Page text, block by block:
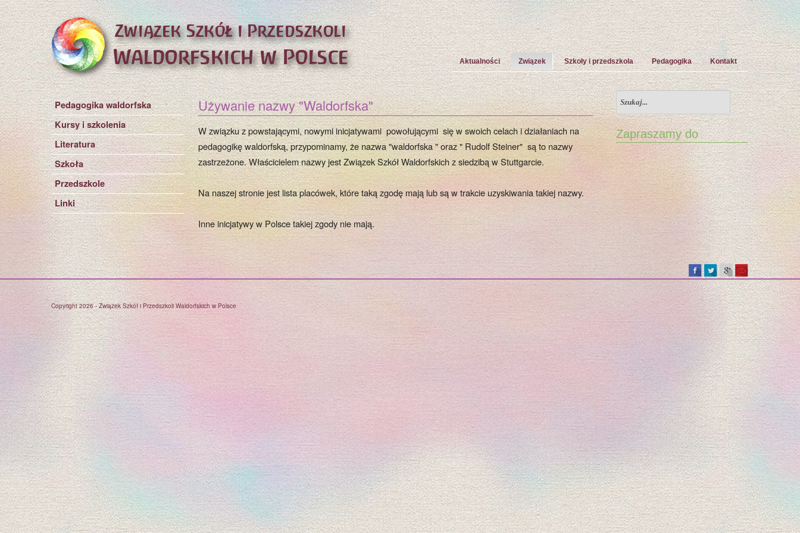
Aktualności Związek Szkoły i przedszkola Pedagogika Kontakt
Copyright 2026 - Związek Szkół i Przedszkoli Waldorfskich w Polsce
Pedagogika waldorfska
Kursy i szkolenia
Literatura
Szkoła
Przedszkole
Linki
Używanie nazwy "Waldorfska"
W związku z powstającymi, nowymi inicjatywami powołującymi się w swoich celach i działaniach na
pedagogikę waldorfską, przypominamy, że nazwa "waldorfska " oraz " Rudolf Steiner" są to nazwy
zastrzeżone. Właścicielem nazwy jest Związek Szkół Waldorfskich z siedzibą w Stuttgarcie.
Na naszej stronie jest lista placówek, które taką zgodę mają lub są w trakcie uzyskiwania takiej nazwy.
Inne inicjatywy w Polsce takiej zgody nie mają.
Zapraszamy do